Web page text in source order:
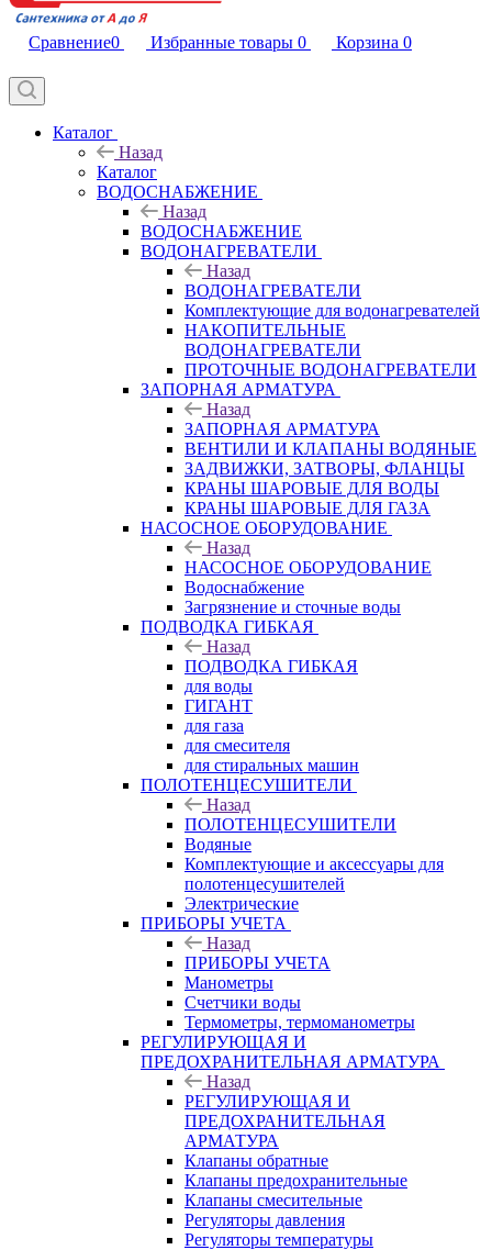
Сравнение0 Избранные товары 0 Корзина 0
Каталог
Назад
Каталог
ВОДОСНАБЖЕНИЕ
Назад
ВОДОСНАБЖЕНИЕ
ВОДОНАГРЕВАТЕЛИ
Назад
ВОДОНАГРЕВАТЕЛИ
Комплектующие для водонагревателей
НАКОПИТЕЛЬНЫЕ
ВОДОНАГРЕВАТЕЛИ
ПРОТОЧНЫЕ ВОДОНАГРЕВАТЕЛИ
ЗАПОРНАЯ АРМАТУРА
Назад
ЗАПОРНАЯ АРМАТУРА
ВЕНТИЛИ И КЛАПАНЫ ВОДЯНЫЕ
ЗАДВИЖКИ, ЗАТВОРЫ, ФЛАНЦЫ
КРАНЫ ШАРОВЫЕ ДЛЯ ВОДЫ
КРАНЫ ШАРОВЫЕ ДЛЯ ГАЗА
НАСОСНОЕ ОБОРУДОВАНИЕ
Назад
НАСОСНОЕ ОБОРУДОВАНИЕ
Водоснабжение
Загрязнение и сточные воды
ПОДВОДКА ГИБКАЯ
Назад
ПОДВОДКА ГИБКАЯ
для воды
ГИГАНТ
для газа
для смесителя
для стиральных машин
ПОЛОТЕНЦЕСУШИТЕЛИ
Назад
ПОЛОТЕНЦЕСУШИТЕЛИ
Водяные
Комплектующие и аксессуары для
полотенцесушителей
Электрические
ПРИБОРЫ УЧЕТА
Назад
ПРИБОРЫ УЧЕТА
Манометры
Счетчики воды
Термометры, термоманометры
РЕГУЛИРУЮЩАЯ И
ПРЕДОХРАНИТЕЛЬНАЯ АРМАТУРА
Назад
РЕГУЛИРУЮЩАЯ И
ПРЕДОХРАНИТЕЛЬНАЯ
АРМАТУРА
Клапаны обратные
Клапаны предохранительные
Клапаны смесительные
Регуляторы давления
Регуляторы температуры